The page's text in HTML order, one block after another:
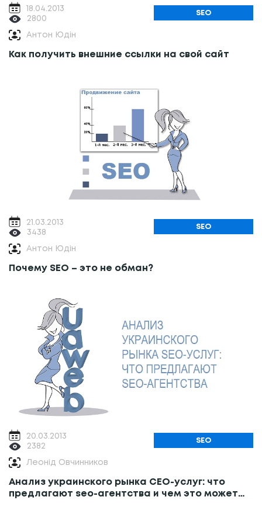
18.04.2013
2800
SEO
Антон Юдін
Как получить внешние ссылки на свой сайт
21.03.2013
3438
SEO
Антон Юдін
Почему SEO – это не обман?
20.03.2013
2382
SEO
Леонід Овчинников
Анализ украинского рынка СЕО-услуг: что
предлагают seo-агентства и чем это может